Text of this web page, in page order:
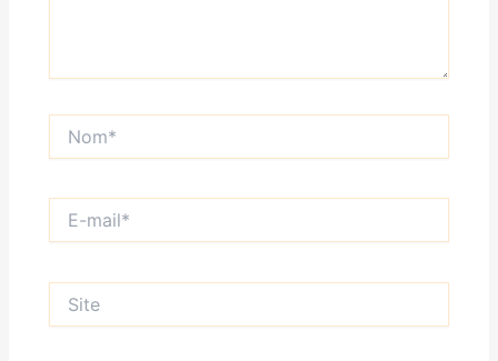
mail*